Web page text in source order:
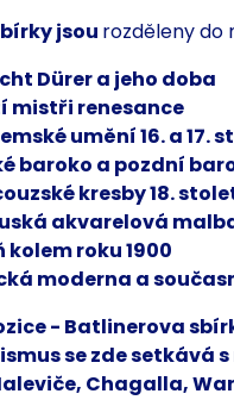
jsou rozděleny do
Dürer a jeho doba
mistři renesance
umění 16. a 17.
baroko a pozdní
kresby 18.
akvarelová
kolem roku 1900
moderna a
- Batlinerova
se zde setkává s
Chagalla,